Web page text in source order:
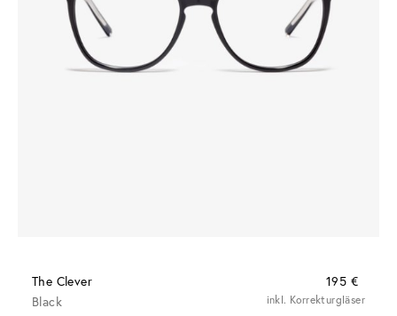
The Clever
195 €
Black
inkl. Korrekturgläser